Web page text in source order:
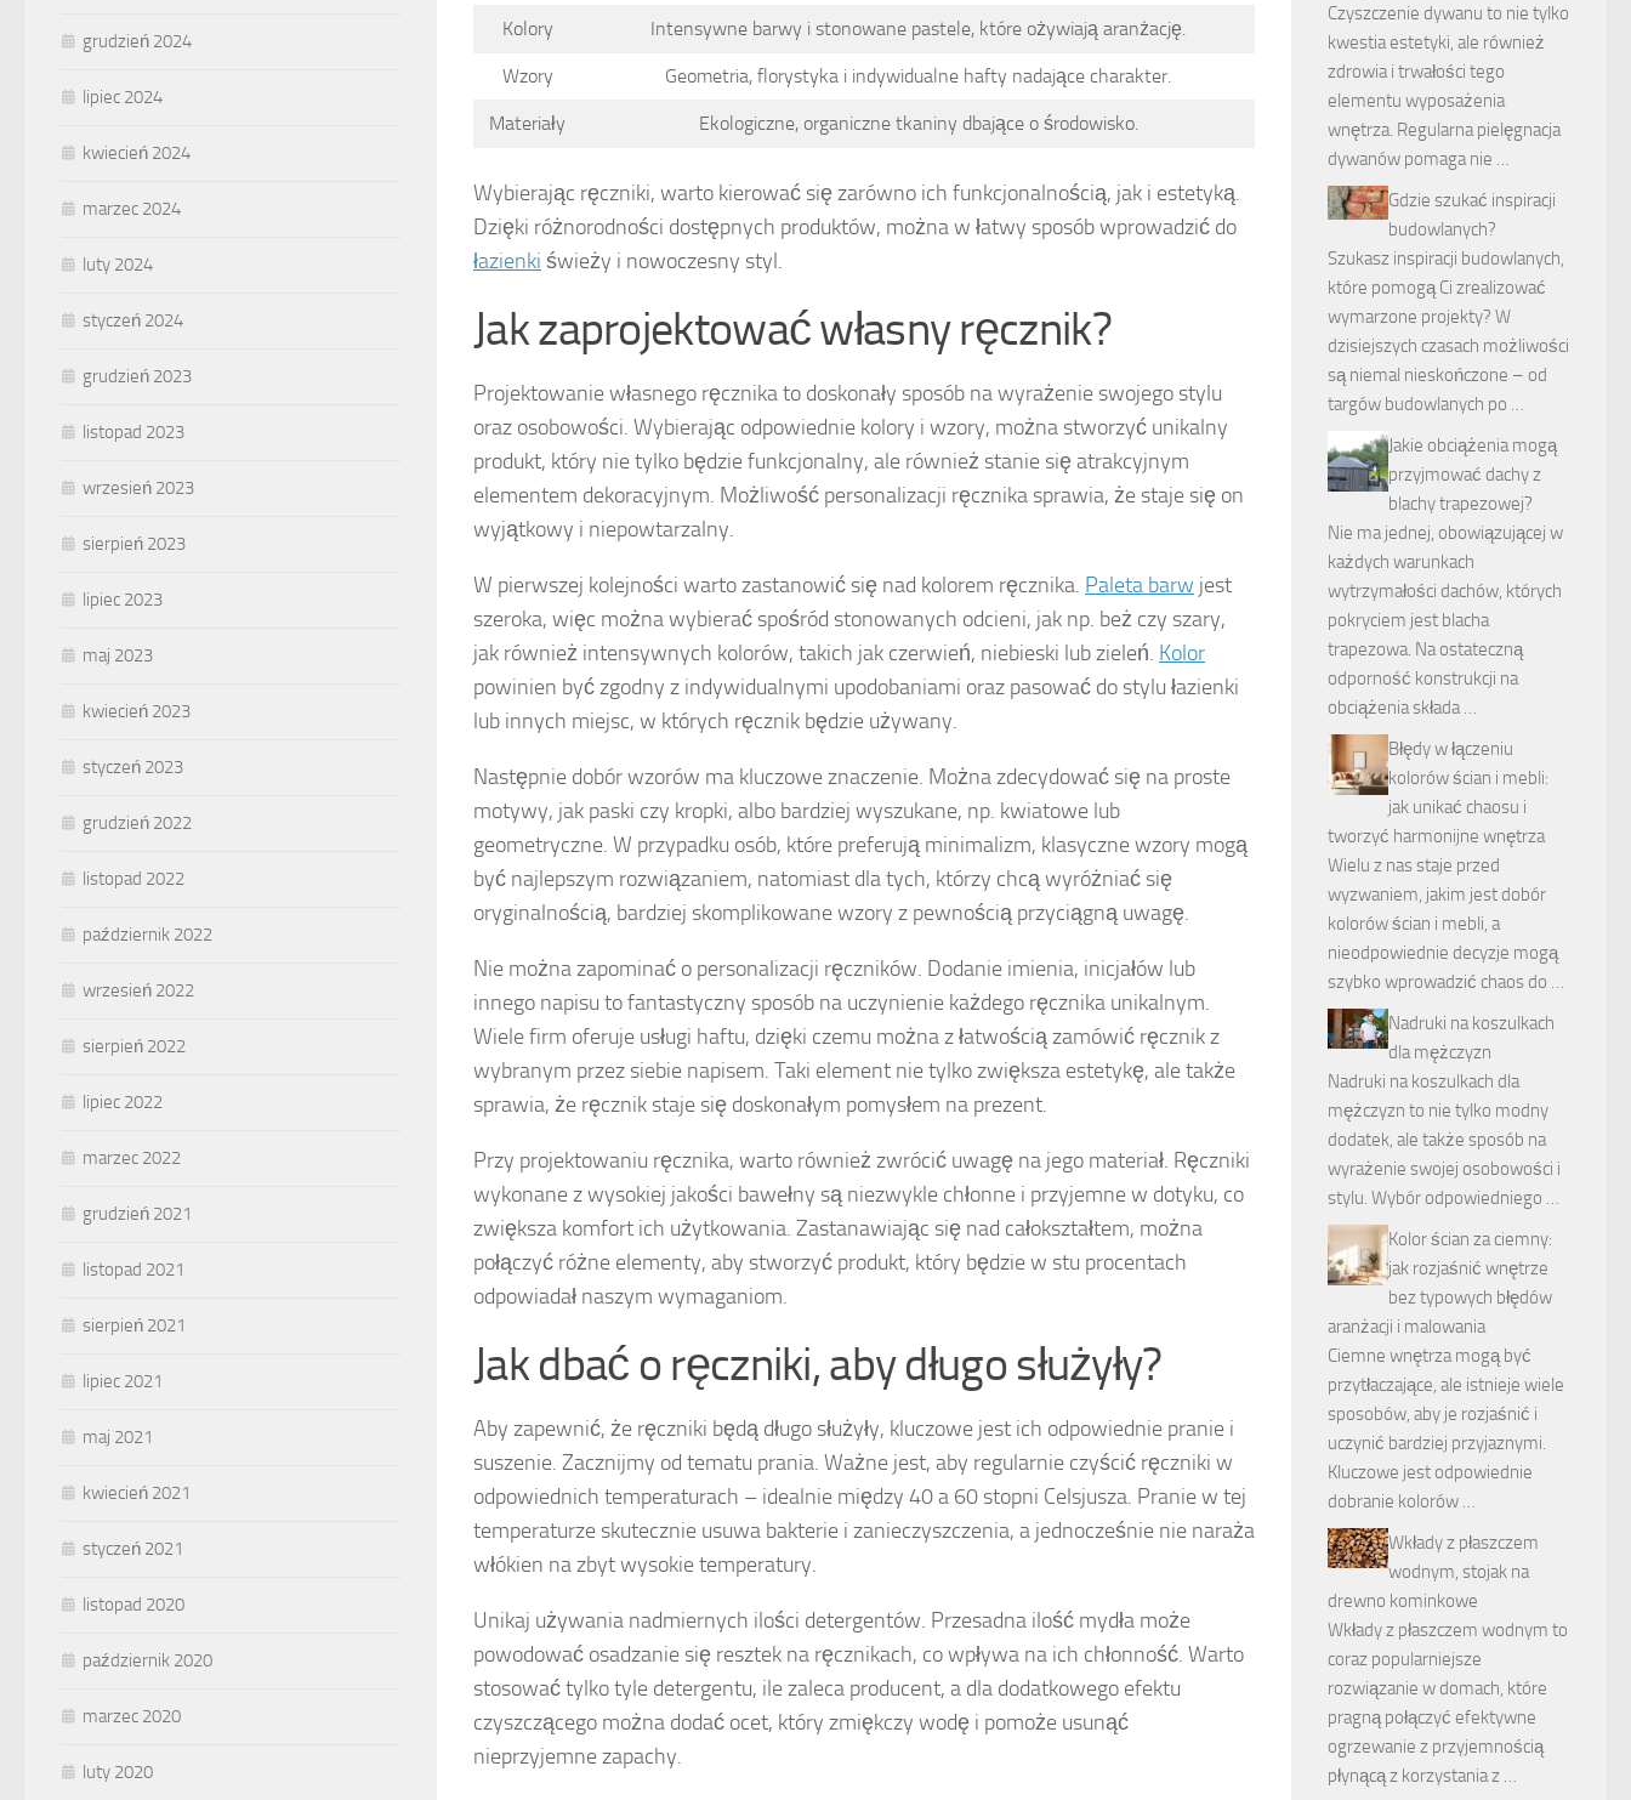
Kolory Intensywne barwy i stonowane pastele, które ożywiają aranżację.
Wzory Geometria, florystyka i indywidualne hafty nadające charakter.
Materiały Ekologiczne, organiczne tkaniny dbające o środowisko.
Wybierając ręczniki, warto kierować się zarówno ich funkcjonalnością, jak i estetyką.
Dzięki różnorodności dostępnych produktów, można w łatwy sposób wprowadzić do
łazienki świeży i nowoczesny styl.
Jak zaprojektować własny ręcznik?
Projektowanie własnego ręcznika to doskonały sposób na wyrażenie swojego stylu
oraz osobowości. Wybierając odpowiednie kolory i wzory, można stworzyć unikalny
produkt, który nie tylko będzie funkcjonalny, ale również stanie się atrakcyjnym
elementem dekoracyjnym. Możliwość personalizacji ręcznika sprawia, że staje się on
wyjątkowy i niepowtarzalny.
W pierwszej kolejności warto zastanowić się nad kolorem ręcznika. Paleta barw jest
szeroka, więc można wybierać spośród stonowanych odcieni, jak np. beż czy szary,
jak również intensywnych kolorów, takich jak czerwień, niebieski lub zieleń. Kolor
powinien być zgodny z indywidualnymi upodobaniami oraz pasować do stylu łazienki
lub innych miejsc, w których ręcznik będzie używany.
Następnie dobór wzorów ma kluczowe znaczenie. Można zdecydować się na proste
motywy, jak paski czy kropki, albo bardziej wyszukane, np. kwiatowe lub
geometryczne. W przypadku osób, które preferują minimalizm, klasyczne wzory mogą
być najlepszym rozwiązaniem, natomiast dla tych, którzy chcą wyróżniać się
oryginalnością, bardziej skomplikowane wzory z pewnością przyciągną uwagę.
Nie można zapominać o personalizacji ręczników. Dodanie imienia, inicjałów lub
innego napisu to fantastyczny sposób na uczynienie każdego ręcznika unikalnym.
Wiele firm oferuje usługi haftu, dzięki czemu można z łatwością zamówić ręcznik z
wybranym przez siebie napisem. Taki element nie tylko zwiększa estetykę, ale także
sprawia, że ręcznik staje się doskonałym pomysłem na prezent.
Przy projektowaniu ręcznika, warto również zwrócić uwagę na jego materiał. Ręczniki
wykonane z wysokiej jakości bawełny są niezwykle chłonne i przyjemne w dotyku, co
zwiększa komfort ich użytkowania. Zastanawiając się nad całokształtem, można
połączyć różne elementy, aby stworzyć produkt, który będzie w stu procentach
odpowiadał naszym wymaganiom.
Jak dbać o ręczniki, aby długo służyły?
Aby zapewnić, że ręczniki będą długo służyły, kluczowe jest ich odpowiednie pranie i
suszenie. Zacznijmy od tematu prania. Ważne jest, aby regularnie czyścić ręczniki w
odpowiednich temperaturach – idealnie między 40 a 60 stopni Celsjusza. Pranie w tej
temperaturze skutecznie usuwa bakterie i zanieczyszczenia, a jednocześnie nie naraża
włókien na zbyt wysokie temperatury.
Unikaj używania nadmiernych ilości detergentów. Przesadna ilość mydła może
powodować osadzanie się resztek na ręcznikach, co wpływa na ich chłonność. Warto
stosować tylko tyle detergentu, ile zaleca producent, a dla dodatkowego efektu
czyszczącego można dodać ocet, który zmiękczy wodę i pomoże usunąć
nieprzyjemne zapachy.
grudzień 2024
lipiec 2024
kwiecień 2024
marzec 2024
luty 2024
styczeń 2024
grudzień 2023
listopad 2023
wrzesień 2023
sierpień 2023
lipiec 2023
maj 2023
kwiecień 2023
styczeń 2023
grudzień 2022
listopad 2022
październik 2022
wrzesień 2022
sierpień 2022
lipiec 2022
marzec 2022
grudzień 2021
listopad 2021
sierpień 2021
lipiec 2021
maj 2021
kwiecień 2021
styczeń 2021
listopad 2020
październik 2020
marzec 2020
luty 2020
Czyszczenie dywanu to nie tylko
kwestia estetyki, ale również
zdrowia i trwałości tego
elementu wyposażenia
wnętrza. Regularna pielęgnacja
dywanów pomaga nie …
Gdzie szukać inspiracji
budowlanych?
Szukasz inspiracji budowlanych,
które pomogą Ci zrealizować
wymarzone projekty? W
dzisiejszych czasach możliwości
są niemal nieskończone – od
targów budowlanych po …
Jakie obciążenia mogą
przyjmować dachy z
blachy trapezowej?
Nie ma jednej, obowiązującej w
każdych warunkach
wytrzymałości dachów, których
pokryciem jest blacha
trapezowa. Na ostateczną
odporność konstrukcji na
obciążenia składa …
Błędy w łączeniu
kolorów ścian i mebli:
jak unikać chaosu i
tworzyć harmonijne wnętrza
Wielu z nas staje przed
wyzwaniem, jakim jest dobór
kolorów ścian i mebli, a
nieodpowiednie decyzje mogą
szybko wprowadzić chaos do …
Nadruki na koszulkach
dla mężczyzn
Nadruki na koszulkach dla
mężczyzn to nie tylko modny
dodatek, ale także sposób na
wyrażenie swojej osobowości i
stylu. Wybór odpowiedniego …
Kolor ścian za ciemny:
jak rozjaśnić wnętrze
bez typowych błędów
aranżacji i malowania
Ciemne wnętrza mogą być
przytłaczające, ale istnieje wiele
sposobów, aby je rozjaśnić i
uczynić bardziej przyjaznymi.
Kluczowe jest odpowiednie
dobranie kolorów …
Wkłady z płaszczem
wodnym, stojak na
drewno kominkowe
Wkłady z płaszczem wodnym to
coraz popularniejsze
rozwiązanie w domach, które
pragną połączyć efektywne
ogrzewanie z przyjemnością
płynącą z korzystania z …